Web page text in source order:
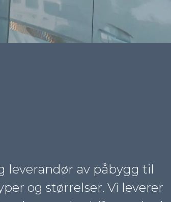
leverandør av påbygg til
og størrelser. Vi leverer